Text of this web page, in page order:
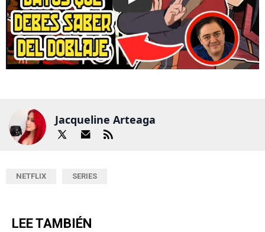
Play
Jacqueline Arteaga
NETFLIX SERIES
LEE TAMBIÉN